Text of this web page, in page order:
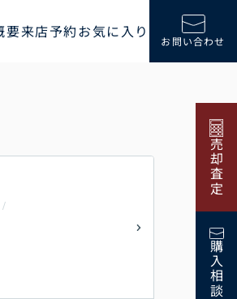
要来店予約お気に入り お問い合わせ
売却査定
購入相談